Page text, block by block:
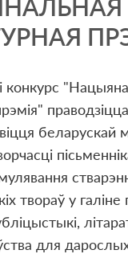
конкурс
беларускай
твораў у галiне
для